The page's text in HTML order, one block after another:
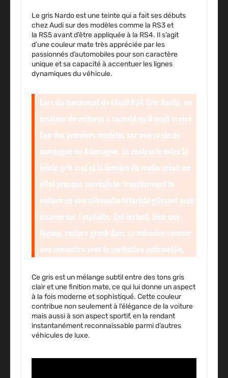
Legris Nardoest une teinte qui a fait ses débuts
chez Audi sur des modèles comme la RS3et
la RS5avant d’être appliquée à la RS4. Il s’agit
d’une couleur mate très appréciée par les
passionnés d’automobiles pour son caractère
unique et sa capacité à accentuer les lignes
dynamiques du véhicule.
Lors du lancement de l’Audi RS4 Gris Nardo, un
amateur de voitures a raconté qu’il avait croisé
l’un des premiers modèles sur une route de
campagne en Allemagne. Le contraste entre la
teinte gris mat et la lumière du matin créait un
effet presque surréaliste, transformant la
voiture en une silhouette futuriste glissant avec
aisance sur l’asphalte. Cet instant, bien que
fugace, restera gravé dans sa mémoire comme
une rencontre avec la perfection automobile.
Ce gris est un mélange subtil entre des tons gris
clair et une finition mate, ce qui lui donne un aspect
à la fois moderne et sophistiqué. Cette couleur
contribue non seulement à l’élégance de la voiture
mais aussi à son aspect sportif, en la rendant
instantanément reconnaissable parmi d’autres
véhicules de luxe.